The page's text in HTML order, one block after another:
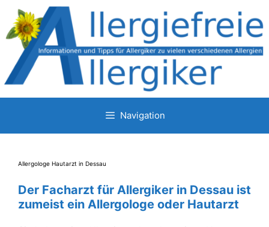
Zum
Inhalt
springen
Navigation
Allergologe Hautarzt in Dessau
Der Facharzt für Allergiker in Dessau ist
zumeist ein Allergologe oder Hautarzt